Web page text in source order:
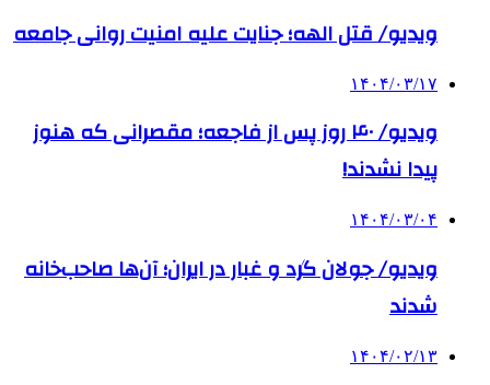
ویدیو/ قتل الهه؛ جنایت علیه امنیت روانی جامعه
۱۴۰۴/۰۳/۱۷
ویدیو/ ۴۰ روز پس از فاجعه؛ مقصرانی که هنوز
پیدا نشدند!
۱۴۰۴/۰۳/۰۴
ویدیو/ جولان گرد و غبار در ایران؛ آن‌ها صاحب‌خانه
شدند
۱۴۰۴/۰۲/۱۳